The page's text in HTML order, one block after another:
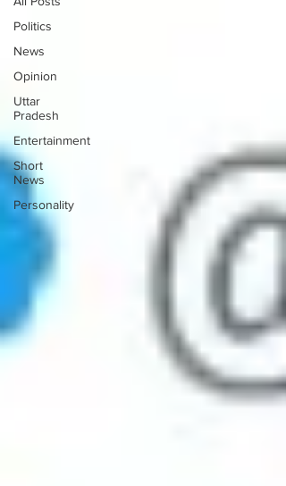
Politics
News
Opinion
Uttar
Pradesh
Entertainment
Short
News
Personality